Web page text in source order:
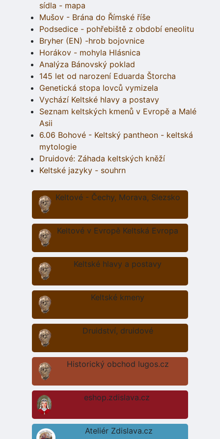
sídla - mapa
Mušov - Brána do Římské říše
Podsedice - pohřebiště z období eneolitu
Bryher (EN) -hrob bojovnice
Horákov - mohyla Hlásnica
Analýza Bánovský poklad
145 let od narození Eduarda Štorcha
Genetická stopa lovců vymizela
Vychází Keltské hlavy a postavy
Seznam keltských kmenů v Evropě a Malé
Asii
6.06 Bohové - Keltský pantheon - keltská
mytologie
Druidové: Záhada keltských kněží
Keltské jazyky - souhrn
Keltové - Čechy, Morava, Slezsko
Keltové v Evropě Keltská Evropa
Keltské hlavy a postavy
Keltské kmeny
Druidství, druidové
Historický obchod lugos.cz
eshop.zdislava.cz
Ateliér Zdislava.cz